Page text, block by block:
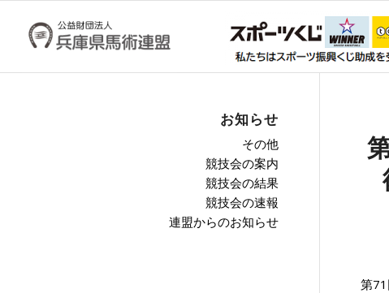
第71
お知らせ
その他
競技会の案内
競技会の結果
競技会の速報
連盟からのお知らせ